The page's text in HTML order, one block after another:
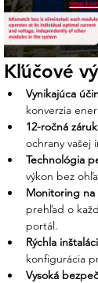
Čo získate
Z vášho
voľbou pre tých,
elektrárni
vám
Osobná
Pomôžeme
ste naplno
záruky a
Nastavenie
pripraví
výkon
Kľúčové
Vynikajúca
konverzia
12-ročná
ochrany vašej
Technológia
výkon bez
Monitoring na
prehľad o
portál.
Rýchla
konfigurácia
Vysoká